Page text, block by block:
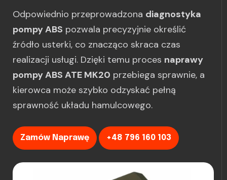
Odpowiednio przeprowadzona diagnostyka
pompy ABS pozwala precyzyjnie określić
źródło usterki, co znacząco skraca czas
realizacji usługi. Dzięki temu proces naprawy
pompy ABS ATE MK20 przebiega sprawnie, a
kierowca może szybko odzyskać pełną
sprawność układu hamulcowego.
Zamów Naprawę +48 796 160 103